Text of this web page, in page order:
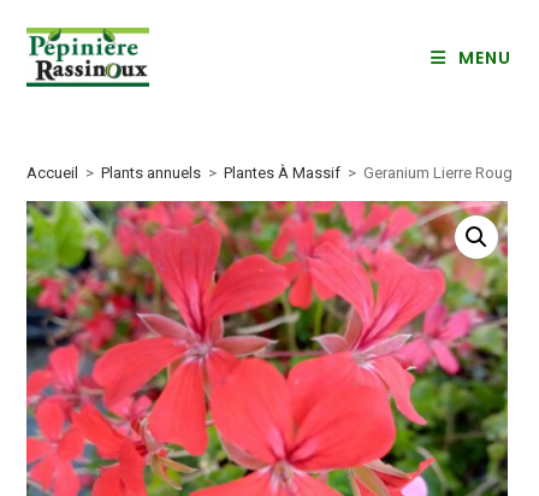
content
MENU
Accueil > Plants annuels > Plantes À Massif > Geranium Lierre Rouge